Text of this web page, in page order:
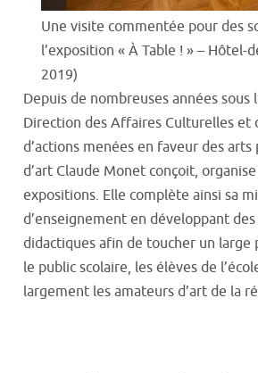
Une visite commentée pour des
l’exposition « À Table ! » – Hôtel-
2019)
Depuis de nombreuses années sous
Direction des Affaires Culturelles et
d’actions menées en faveur des arts
d’art Claude Monet conçoit,
expositions. Elle complète ainsi sa
d’enseignement en développant
didactiques afin de toucher un large
le public scolaire, les élèves de
largement les amateurs d’art de la